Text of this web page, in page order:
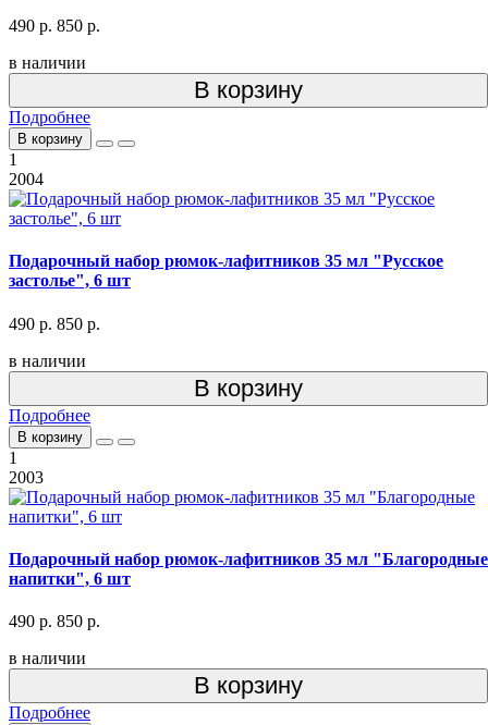
490 р. 850 р.
в наличии
В корзину
Подробнее
В корзину
1
2004
Подарочный набор рюмок-лафитников 35 мл "Русское
застолье", 6 шт
490 р. 850 р.
в наличии
В корзину
Подробнее
В корзину
1
2003
Подарочный набор рюмок-лафитников 35 мл "Благородные
напитки", 6 шт
490 р. 850 р.
в наличии
В корзину
Подробнее